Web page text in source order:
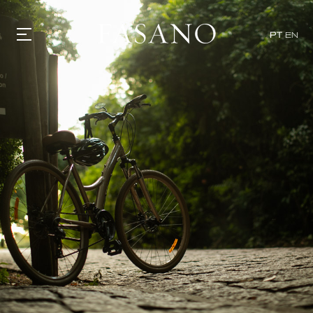
PT EN
GASTRONOMIA
EXPERIÊNCIAS
EVENTOS
VILLAS
SHOP | SELEZIONE
DESCUBRA
WHAT'S COOKING
CORRIERE
HISTÓRIA
SUSTENTABILIDADE
CONTATO